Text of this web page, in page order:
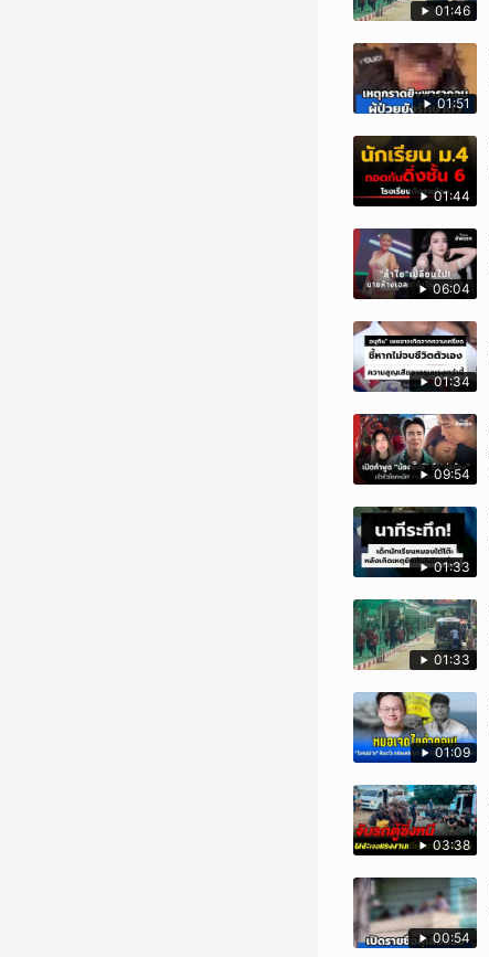
01:46
01:51
01:44
06:04
01:34
09:54
01:33
01:33
01:09
03:38
00:54